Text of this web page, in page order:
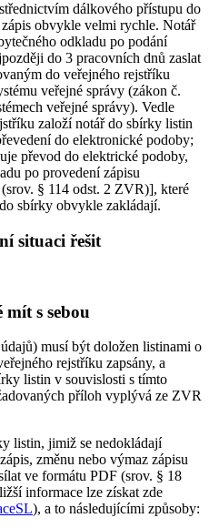
dálkového přístupu do
obvykle velmi rychle. Notář
odkladu po podání
do 3 pracovních dnů zaslat
do veřejného rejstříku
veřejné správy (zákon č.
veřejné správy). Vedle
založí notář do sbírky listin
do elektronické podoby;
převod do elektrické podoby,
po provedení zápisu
§ 114 odst. 2 ZVR)], které
sbírky obvykle zakládají.
situaci řešit
s sebou
musí být doložen listinami o
rejstříku zapsány, a
listin v souvislosti s tímto
příloh vyplývá ze ZVR
listin, jimiž se nedokládají
změnu nebo výmaz zápisu
ve formátu PDF (srov. § 18
informace lze získat zde
), a to následujícími způsoby: